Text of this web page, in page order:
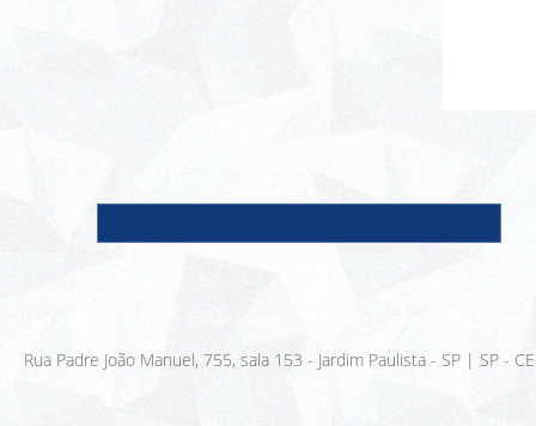
Rua Padre João Manuel, 755, sala 153 - Jardim Paulista - SP | SP -